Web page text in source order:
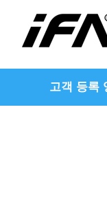
고객 등록